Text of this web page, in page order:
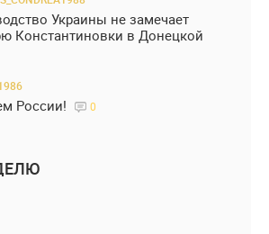
Украины не замечает
Константиновки в Донецкой
России! 0